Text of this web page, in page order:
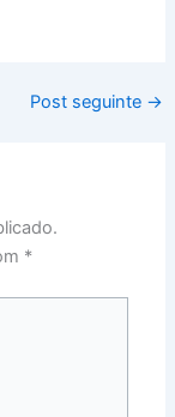
Post seguinte →
*